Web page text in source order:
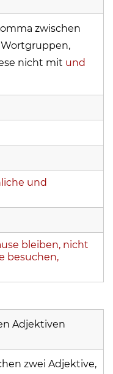
zwischen
nicht mit und
und
bleiben, nicht
besuchen,
Adjektiven
zwei Adjektive,